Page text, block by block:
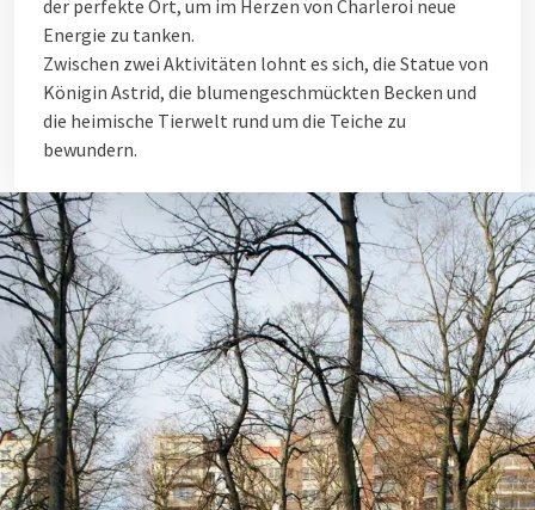
der perfekte Ort, um im Herzen von Charleroi neue
Energie zu tanken.
Zwischen zwei Aktivitäten lohnt es sich, die Statue von
Königin Astrid, die blumengeschmückten Becken und
die heimische Tierwelt rund um die Teiche zu
bewundern.